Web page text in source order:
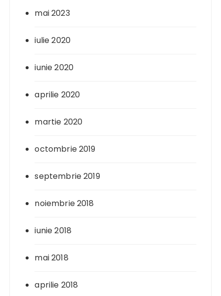
mai 2023
iulie 2020
iunie 2020
aprilie 2020
martie 2020
octombrie 2019
septembrie 2019
noiembrie 2018
iunie 2018
mai 2018
aprilie 2018